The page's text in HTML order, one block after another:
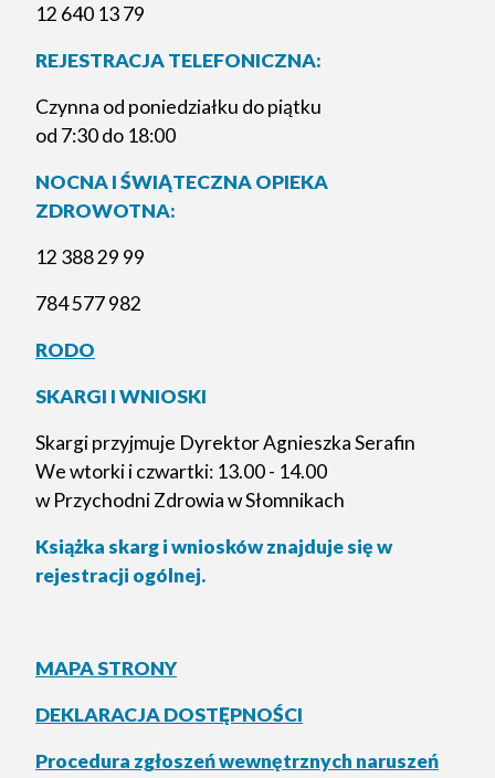
12 640 13 79
REJESTRACJA TELEFONICZNA:
Czynna od poniedziałku do piątku
od 7:30 do 18:00
NOCNA I ŚWIĄTECZNA OPIEKA
ZDROWOTNA:
12 388 29 99
784 577 982
RODO
SKARGI I WNIOSKI
Skargi przyjmuje Dyrektor Agnieszka Serafin
We wtorki i czwartki: 13.00 - 14.00
w Przychodni Zdrowia w Słomnikach
Książka skarg i wniosków znajduje się w
rejestracji ogólnej.
MAPA STRONY
DEKLARACJA DOSTĘPNOŚCI
Procedura zgłoszeń wewnętrznych naruszeń